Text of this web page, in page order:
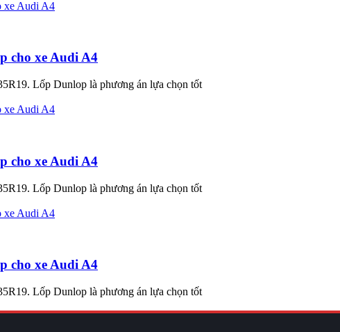
cho xe Audi A4
Lốp Dunlop là phương án lựa chọn tốt
cho xe Audi A4
Lốp Dunlop là phương án lựa chọn tốt
cho xe Audi A4
Lốp Dunlop là phương án lựa chọn tốt